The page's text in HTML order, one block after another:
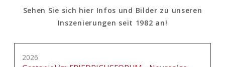
Sehen Sie sich hier Infos und Bilder zu unseren
Inszenierungen seit 1982 an!
2026